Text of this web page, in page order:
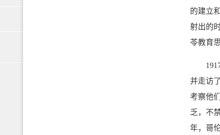
的建立
射出的
苓教育
1917
并走访
考察他
乏，不
年，哥